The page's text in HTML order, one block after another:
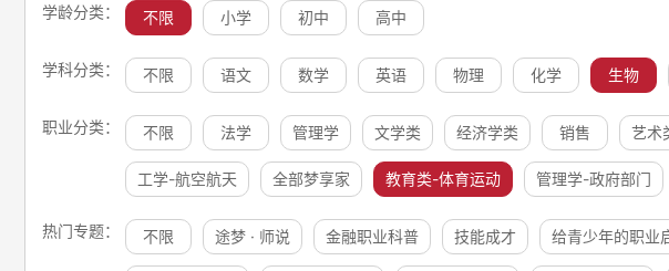
学龄分类： 不限 小学 初中 高中
学科分类： 不限 语文 数学 英语 物理 化学 生物
职业分类： 不限 法学 管理学 文学类 经济学类 销售 艺术
工学-航空航天 全部梦享家 教育类-体育运动 管理学-政府部门
热门专题： 不限 途梦 · 师说 金融职业科普 技能成才 给青少年的职业